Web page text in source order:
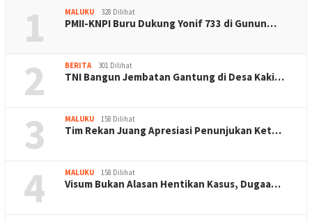
1 MALUKU 328 Dilihat
PMII-KNPI Buru Dukung Yonif 733 di Gunun…
2 BERITA 301 Dilihat
TNI Bangun Jembatan Gantung di Desa Kaki…
3 MALUKU 158 Dilihat
Tim Rekan Juang Apresiasi Penunjukan Ket…
4 MALUKU 158 Dilihat
Visum Bukan Alasan Hentikan Kasus, Dugaa…